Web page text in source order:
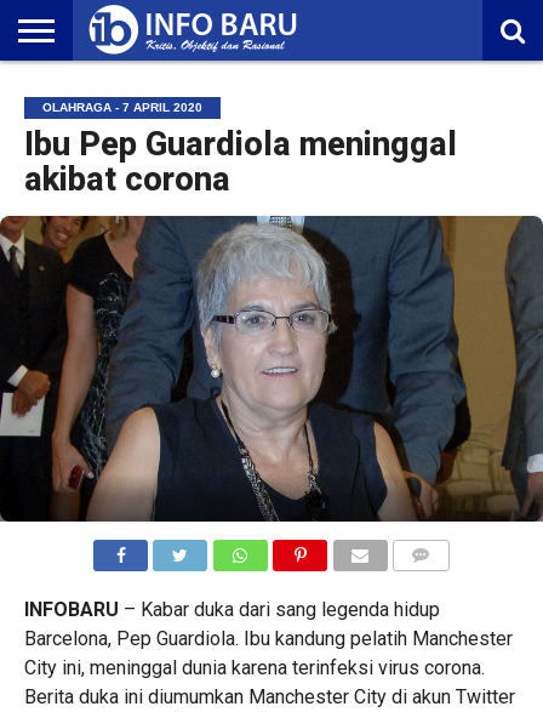
NASIONAL
AMBONIA
MALUKU
EKONOMI
POLITIK
OLAHRAGA
LIFESTYLE
REDAKSI
OLAHRAGA - 7 APRIL 2020
Ibu Pep Guardiola meninggal
akibat corona
INFOBARU – Kabar duka dari sang legenda hidup
Barcelona, Pep Guardiola. Ibu kandung pelatih Manchester
City ini, meninggal dunia karena terinfeksi virus corona.
Berita duka ini diumumkan Manchester City di akun Twitter